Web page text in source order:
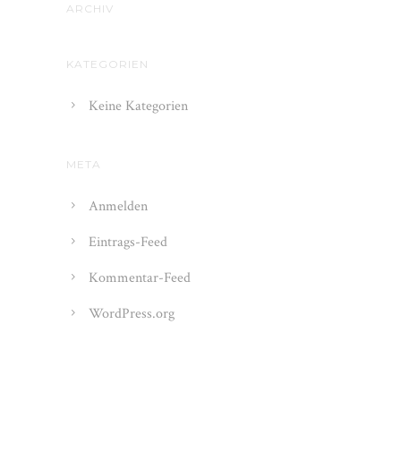
ARCHIV
KATEGORIEN
Keine Kategorien
META
Anmelden
Eintrags-Feed
Kommentar-Feed
WordPress.org